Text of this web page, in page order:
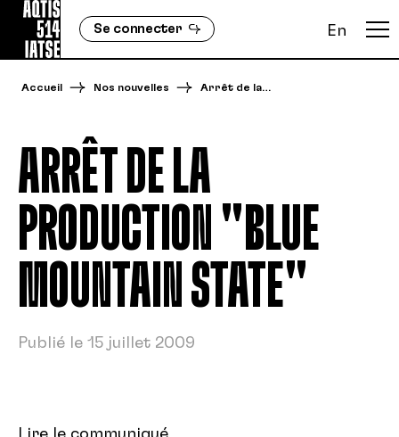
Se connecter En
Accueil Nos nouvelles Arrêt de la…
ARRÊT DE LA
PRODUCTION "BLUE
MOUNTAIN STATE"
Publié le 15 juillet 2009